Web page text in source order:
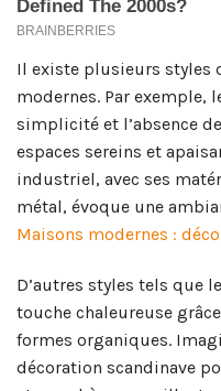
Il existe plusieurs styles
modernes. Par
simplicité et l’absence
espaces sereins et
industriel, avec ses
métal, évoque une
Maisons modernes :
D’autres styles tels que
touche chaleureuse
formes organiques.
décoration scandinave